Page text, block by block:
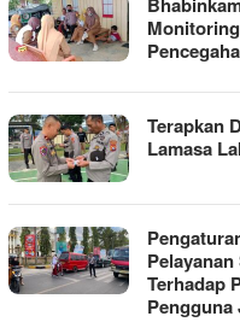
Terapkan
Lamasa
Terhadap
Pengguna